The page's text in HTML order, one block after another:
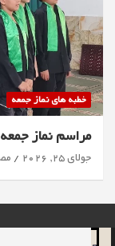
خطبه های نماز جمعه
مراسم نماز جمعه 2 مرداد ماه 1405 شهرستان قائم شهر
جولای 25, 2026